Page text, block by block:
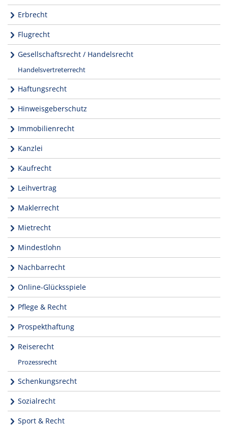
Erbrecht
Flugrecht
Gesellschaftsrecht / Handelsrecht
Handelsvertreterrecht
Haftungsrecht
Hinweisgeberschutz
Immobilienrecht
Kanzlei
Kaufrecht
Leihvertrag
Maklerrecht
Mietrecht
Mindestlohn
Nachbarrecht
Online-Glücksspiele
Pflege & Recht
Prospekthaftung
Reiserecht
Prozessrecht
Schenkungsrecht
Sozialrecht
Sport & Recht